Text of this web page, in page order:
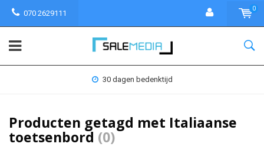
070 2629111
0
30 dagen bedenktijd
Producten getagd met Italiaanse
toetsenbord (0)